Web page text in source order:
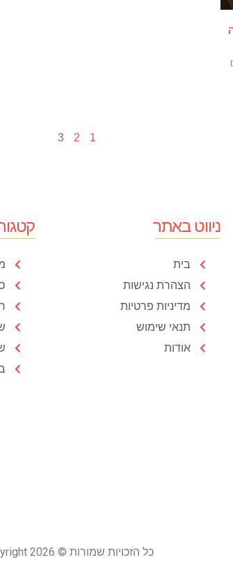
1
2
3
ניווט באתר
בית
הצהרת נגישות
מדיניות פרטיות
תנאי שימוש
אודות
כל הזכויות שמורות © Copyright 2026